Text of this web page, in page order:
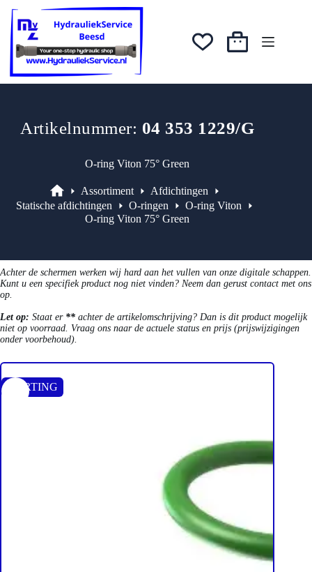
naar
inhoud
was:
€1,05.
€0,89.
Winkelwagen
Artikelnummer: 04 353 1229/G
O-ring Viton 75° Green
Assortiment
Assortiment
Afdichtingen
Statische afdichtingen
O-ringen
O-ring Viton
O-ring Viton 75° Green
Achter de schermen werken wij hard aan het vullen van onze digitale schappen.
Kunt u een specifiek product nog niet vinden? Neem dan gerust contact met ons
op.
Let op: Staat er ** achter de artikelomschrijving? Dan is dit product mogelijk
niet op voorraad. Vraag ons naar de actuele status en prijs (prijswijzigingen
onder voorbehoud).
KORTING